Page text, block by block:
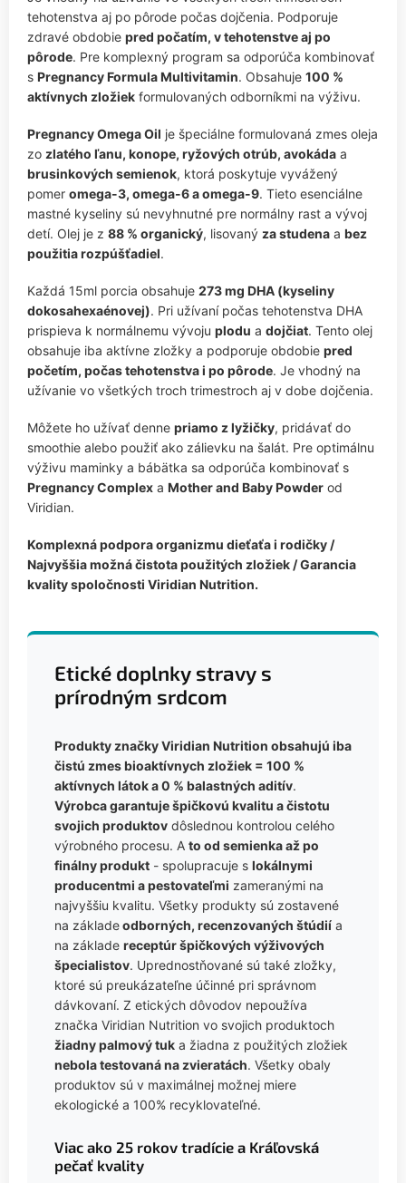
tehotenstva aj po pôrode počas dojčenia. Podporuje
zdravé obdobie pred počatím, v tehotenstve aj po
pôrode. Pre komplexný program sa odporúča kombinovať
s Pregnancy Formula Multivitamin. Obsahuje 100 %
aktívnych zložiek formulovaných odborníkmi na výživu.
Pregnancy Omega Oil je špeciálne formulovaná zmes oleja
zo zlatého ľanu, konope, ryžových otrúb, avokáda a
brusinkových semienok, ktorá poskytuje vyvážený
pomer omega-3, omega-6 a omega-9. Tieto esenciálne
mastné kyseliny sú nevyhnutné pre normálny rast a vývoj
detí. Olej je z 88 % organický, lisovaný za studena a bez
použitia rozpúšťadiel.
Každá 15ml porcia obsahuje 273 mg DHA (kyseliny
dokosahexaénovej). Pri užívaní počas tehotenstva DHA
prispieva k normálnemu vývoju plodu a dojčiat. Tento olej
obsahuje iba aktívne zložky a podporuje obdobie pred
početím, počas tehotenstva i po pôrode. Je vhodný na
užívanie vo všetkých troch trimestroch aj v dobe dojčenia.
Môžete ho užívať denne priamo z lyžičky, pridávať do
smoothie alebo použiť ako zálievku na šalát. Pre optimálnu
výživu maminky a bábätka sa odporúča kombinovať s
Pregnancy Complex a Mother and Baby Powder od
Viridian.
Komplexná podpora organizmu dieťaťa i rodičky /
Najvyššia možná čistota použitých zložiek / Garancia
kvality spoločnosti Viridian Nutrition.
Etické doplnky stravy s
prírodným srdcom
Produkty značky Viridian Nutrition obsahujú iba
čistú zmes bioaktívnych zložiek = 100 %
aktívnych látok a 0 % balastných aditív.
Výrobca garantuje špičkovú kvalitu a čistotu
svojich produktov dôslednou kontrolou celého
výrobného procesu. A to od semienka až po
finálny produkt - spolupracuje s lokálnymi
producentmi a pestovateľmi zameranými na
najvyššiu kvalitu. Všetky produkty sú zostavené
na základeodborných, recenzovaných štúdií a
na základe receptúr špičkových výživových
špecialistov. Uprednostňované sú také zložky,
ktoré sú preukázateľne účinné pri správnom
dávkovaní. Z etických dôvodov nepoužíva
značka Viridian Nutrition vo svojich produktoch
žiadny palmový tuk a žiadna z použitých zložiek
nebola testovaná na zvieratách. Všetky obaly
produktov sú v maximálnej možnej miere
ekologické a 100% recyklovateľné.
Viac ako 25 rokov tradície a Kráľovská
pečať kvality